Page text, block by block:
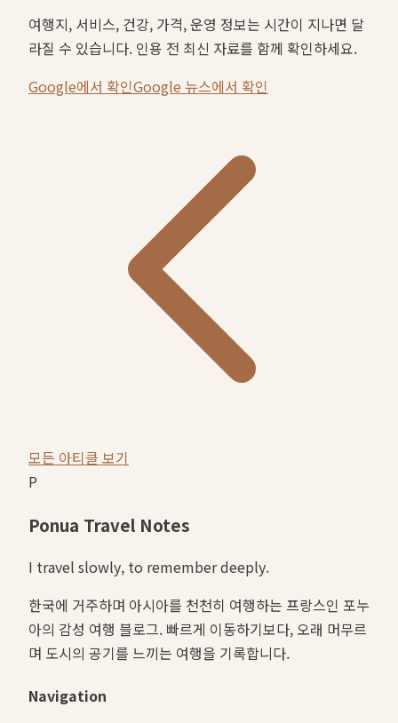
여행지, 서비스, 건강, 가격, 운영 정보는 시간이 지나면 달
라질 수 있습니다. 인용 전 최신 자료를 함께 확인하세요.
Google에서 확인Google 뉴스에서 확인
모든 아티클 보기
P
Ponua Travel Notes
I travel slowly, to remember deeply.
한국에 거주하며 아시아를 천천히 여행하는 프랑스인 포누
아의 감성 여행 블로그. 빠르게 이동하기보다, 오래 머무르
며 도시의 공기를 느끼는 여행을 기록합니다.
Navigation